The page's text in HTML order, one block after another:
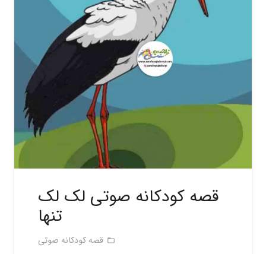
قصه کودکانه صوتی لک لک
تنها
folder_open قصه کودکانه صوتی